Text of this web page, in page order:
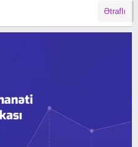
Ətraflı